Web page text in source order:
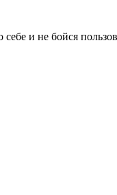
и не бойся